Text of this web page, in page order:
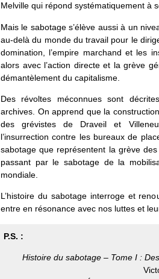
Melville qui répond systématiquement à
Mais le sabotage s’élève aussi à un
au-delà du monde du travail pour le
domination, l’empire marchand et les
alors avec l’action directe et la grève
démantèlement du capitalisme.
Des révoltes méconnues sont
archives. On apprend que la
des grévistes de Draveil et
l’insurrection contre les bureaux de
sabotage que représentent la grève
passant par le sabotage de la
mondiale.
L’histoire du sabotage interroge et
entre en résonance avec nos luttes et
P.S. :
Histoire du sabotage – Tome I :